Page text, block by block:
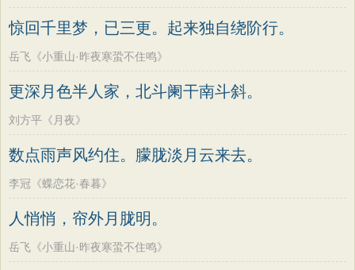
惊回千里梦，已三更。起来独自绕阶行。
岳飞《小重山·昨夜寒蛩不住鸣》
更深月色半人家，北斗阑干南斗斜。
刘方平《月夜》
数点雨声风约住。朦胧淡月云来去。
李冠《蝶恋花·春暮》
人悄悄，帘外月胧明。
岳飞《小重山·昨夜寒蛩不住鸣》